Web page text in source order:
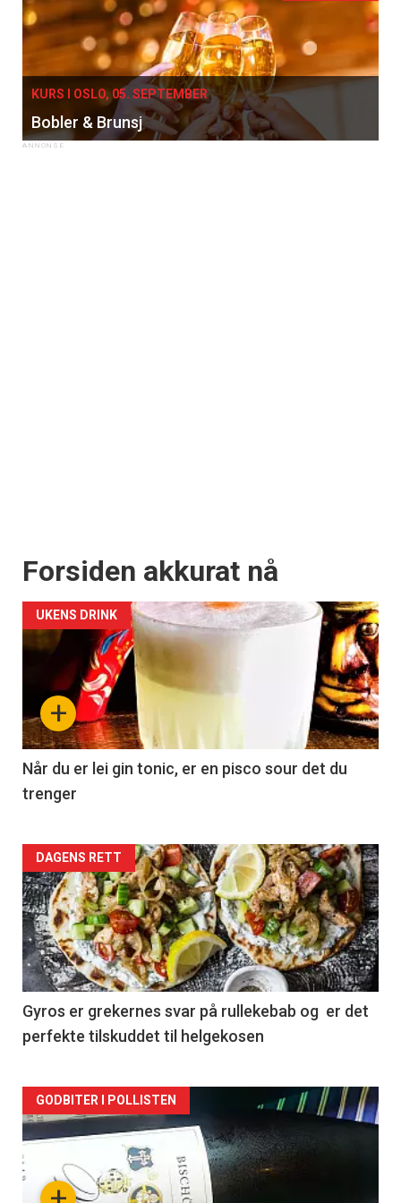
KURS I OSLO, 05. SEPTEMBER
Bobler & Brunsj
Forsiden akkurat nå
+
UKENS DRINK
Når du er lei gin tonic, er en pisco sour det du
trenger
Forsiden
akkurat
nå
-
2
DAGENS RETT
Gyros er grekernes svar på rullekebab og er det
perfekte tilskuddet til helgekosen
Forsiden
akkurat
nå
GODBITER I POLLISTEN